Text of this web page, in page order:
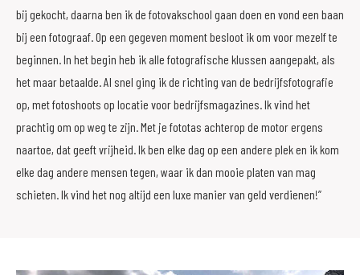
bij gekocht, daarna ben ik de fotovakschool gaan doen en vond een baan
bij een fotograaf. Op een gegeven moment besloot ik om voor mezelf te
beginnen. In het begin heb ik alle fotografische klussen aangepakt, als
het maar betaalde. Al snel ging ik de richting van de bedrijfsfotografie
op, met fotoshoots op locatie voor bedrijfsmagazines. Ik vind het
prachtig om op weg te zijn. Met je fototas achterop de motor ergens
naartoe, dat geeft vrijheid. Ik ben elke dag op een andere plek en ik kom
elke dag andere mensen tegen, waar ik dan mooie platen van mag
schieten. Ik vind het nog altijd een luxe manier van geld verdienen!”